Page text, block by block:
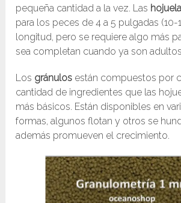
pequeña cantidad a la vez. Las
para los peces de 4 a 5 pulgadas (10-
longitud, pero se requiere algo más
sea completan cuando ya son
Los gránulos están compuestos por
cantidad de ingredientes que las
más básicos. Están disponibles en
formas, algunos flotan y otros se
además promueven el crecimiento.